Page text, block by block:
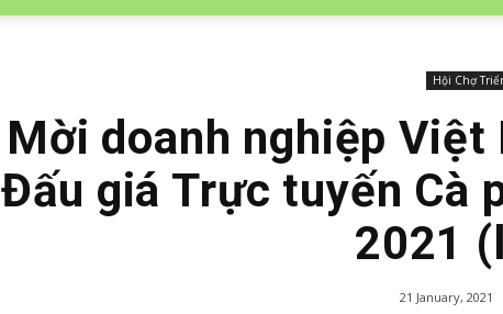
Hội Chợ
Mời doanh nghiệp
Đấu giá Trực tuyến Cà
2021
21 January, 2021